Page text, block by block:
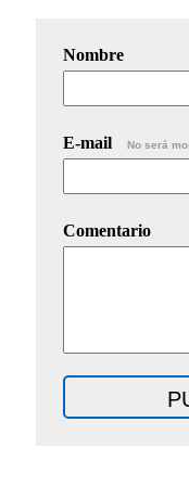
Nombre
E-mail No será
Comentario